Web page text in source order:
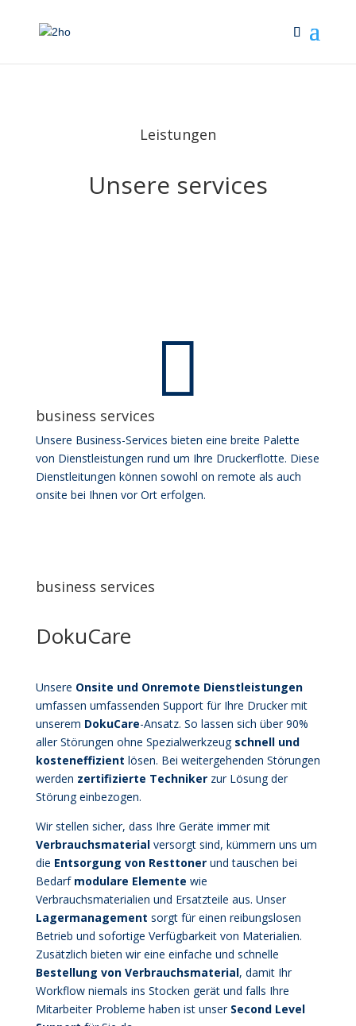
Leistungen
Unsere services

business services
Unsere Business-Services bieten eine breite Palette
von Dienstleistungen rund um Ihre Druckerflotte. Diese
Dienstleitungen können sowohl on remote als auch
onsite bei Ihnen vor Ort erfolgen.
business services
DokuCare
Unsere Onsite und Onremote Dienstleistungen
umfassen umfassenden Support für Ihre Drucker mit
unserem DokuCare-Ansatz. So lassen sich über 90%
aller Störungen ohne Spezialwerkzeug schnell und
kosteneffizient lösen. Bei weitergehenden Störungen
werden zertifizierte Technikerzur Lösung der
Störung einbezogen.
Wir stellen sicher, dass Ihre Geräte immer mit
Verbrauchsmaterialversorgt sind, kümmern uns um
die Entsorgung von Resttonerund tauschen bei
Bedarf modulare Elemente wie
Verbrauchsmaterialien und Ersatzteile aus. Unser
Lagermanagement sorgt für einen reibungslosen
Betrieb und sofortige Verfügbarkeit von Materialien.
Zusätzlich bieten wir eine einfache und schnelle
Bestellung von Verbrauchsmaterial, damit Ihr
Workflow niemals ins Stocken gerät und falls Ihre
Mitarbeiter Probleme haben ist unser Second Level